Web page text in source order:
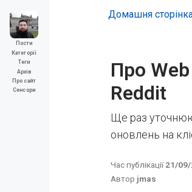
Пости
Категорії
Теги
Архів
Про сайт
Сенсори
Домашня
Про
Reddit
Ще раз уточнюю
оновлень на
Час публікації21/
Автор jmas